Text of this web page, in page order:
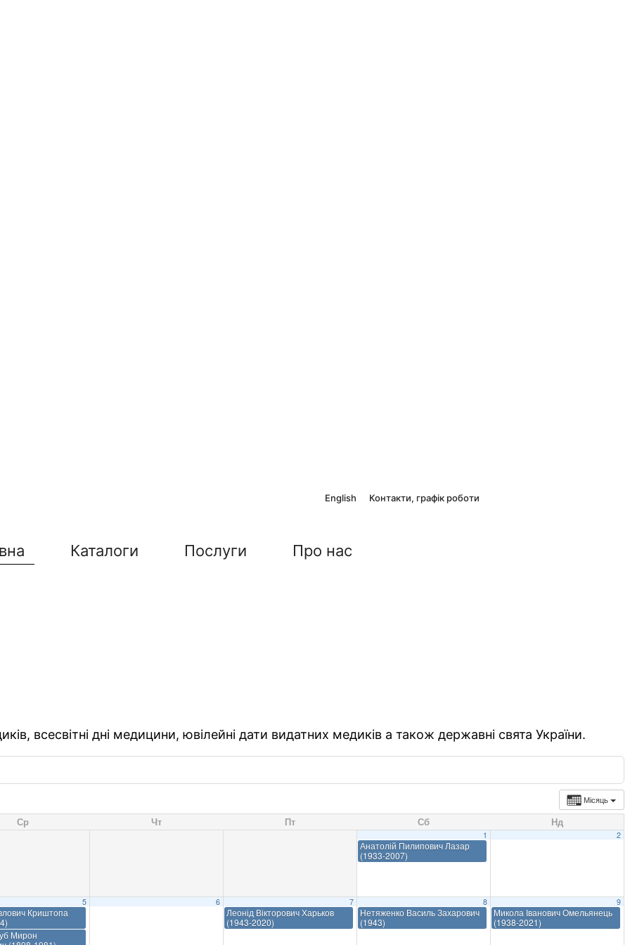
English Контакти, графік роботи
Каталоги Послуги Про нас
всесвітні дні медицини, ювілейні дати видатних медиків а також державні свята України.
Місяць
Ср Чт Пт Сб Нд
1
Анатолій Пилипович Лазар
(1933-2007)
2
5
Криштопа
Мирон
6 7
Леонід Вікторович Харьков
(1943-2020)
8
Нетяженко Василь Захарович
(1943)
9
Микола Іванович Омельянець
(1938-2021)